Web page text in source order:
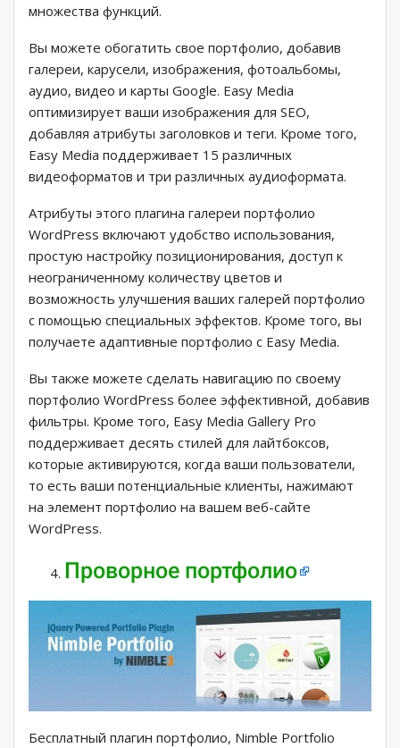
множества функций.
Вы можете обогатить свое портфолио, добавив
галереи, карусели, изображения, фотоальбомы,
аудио, видео и карты Google. Easy Media
оптимизирует ваши изображения для SEO,
добавляя атрибуты заголовков и теги. Кроме того,
Easy Media поддерживает 15 различных
видеоформатов и три различных аудиоформата.
Атрибуты этого плагина галереи портфолио
WordPress включают удобство использования,
простую настройку позиционирования, доступ к
неограниченному количеству цветов и
возможность улучшения ваших галерей портфолио
с помощью специальных эффектов. Кроме того, вы
получаете адаптивные портфолио с Easy Media.
Вы также можете сделать навигацию по своему
портфолио WordPress более эффективной, добавив
фильтры. Кроме того, Easy Media Gallery Pro
поддерживает десять стилей для лайтбоксов,
которые активируются, когда ваши пользователи,
то есть ваши потенциальные клиенты, нажимают
на элемент портфолио на вашем веб-сайте
WordPress.
Проворное портфолио
Бесплатный плагин портфолио, Nimble Portfolio